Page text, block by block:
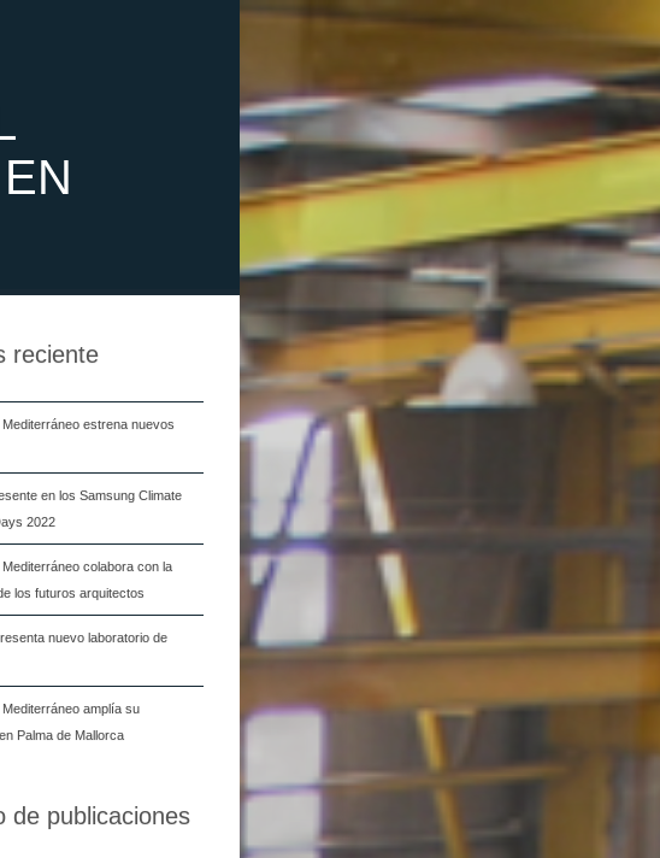
reciente
estrena nuevos
en los Samsung Climate
2022
colabora con la
los futuros arquitectos
nuevo laboratorio de
amplía su
Palma de Mallorca
de publicaciones